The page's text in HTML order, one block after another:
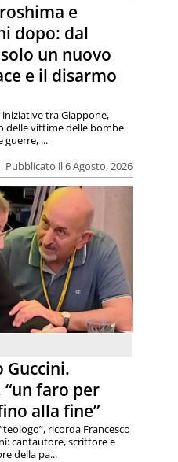
e
dopo: dal
un nuovo
e il disarmo
Pubblicato il 6 Agosto, 2026
tra Giappone,
delle vittime delle bombe
guerre, ...
Guccini.
“un faro per
alla fine”
ricorda Francesco
cantautore, scrittore e
della pa...